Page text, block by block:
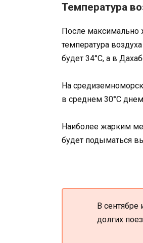
Температура
После максимально
температура
будет 34°C, а в
На
в среднем 30°C
Наиболее жарким
будет подыматься
В
долгих